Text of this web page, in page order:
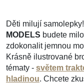
Děti milují
MODELS budete
zdokonalit jemnou
Krásně ilustrované
tématy - světem
hladinou. Chcete